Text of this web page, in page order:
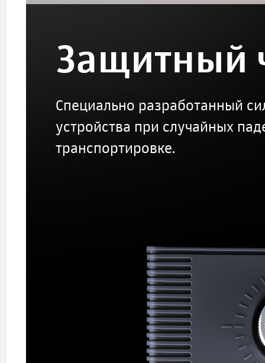
Защитный
Специально разработанный
устройства при случайных
транспортировке.